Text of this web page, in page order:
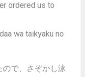
ordered us to
wa taikyaku no
で、さぞかし泳